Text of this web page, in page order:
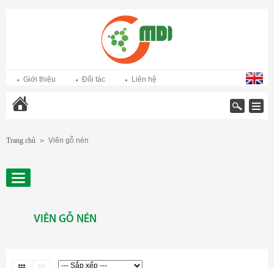
Giới thiệu Đối tác Liên hệ
Trang chủ > Viên gỗ nén
VIÊN GỖ NÉN